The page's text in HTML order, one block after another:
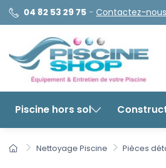
04 82 53 29 75 - Contactez-nous
Piscine hors sol
Nettoyage Piscine Pièces